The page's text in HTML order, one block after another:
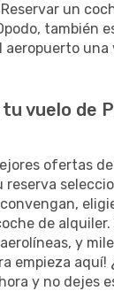
un
también
aeropuerto
vuelo de
ofertas
reserva
de alquiler.
y
empieza aquí!
y no dejes